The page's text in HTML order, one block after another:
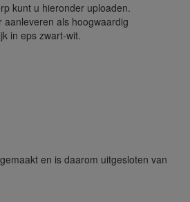
kunt u hieronder uploaden.
als hoogwaardig
in eps zwart-wit.
en is daarom uitgesloten van